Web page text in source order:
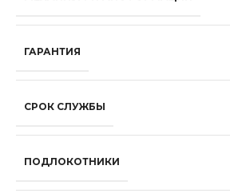
ГАРАНТИЯ
СРОК СЛУЖБЫ
ПОДЛОКОТНИКИ